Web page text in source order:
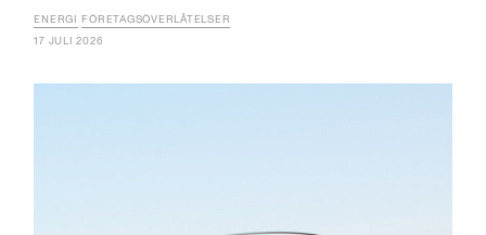
ENERGI FÖRETAGSÖVERLÅTELSER
17 JULI 2026